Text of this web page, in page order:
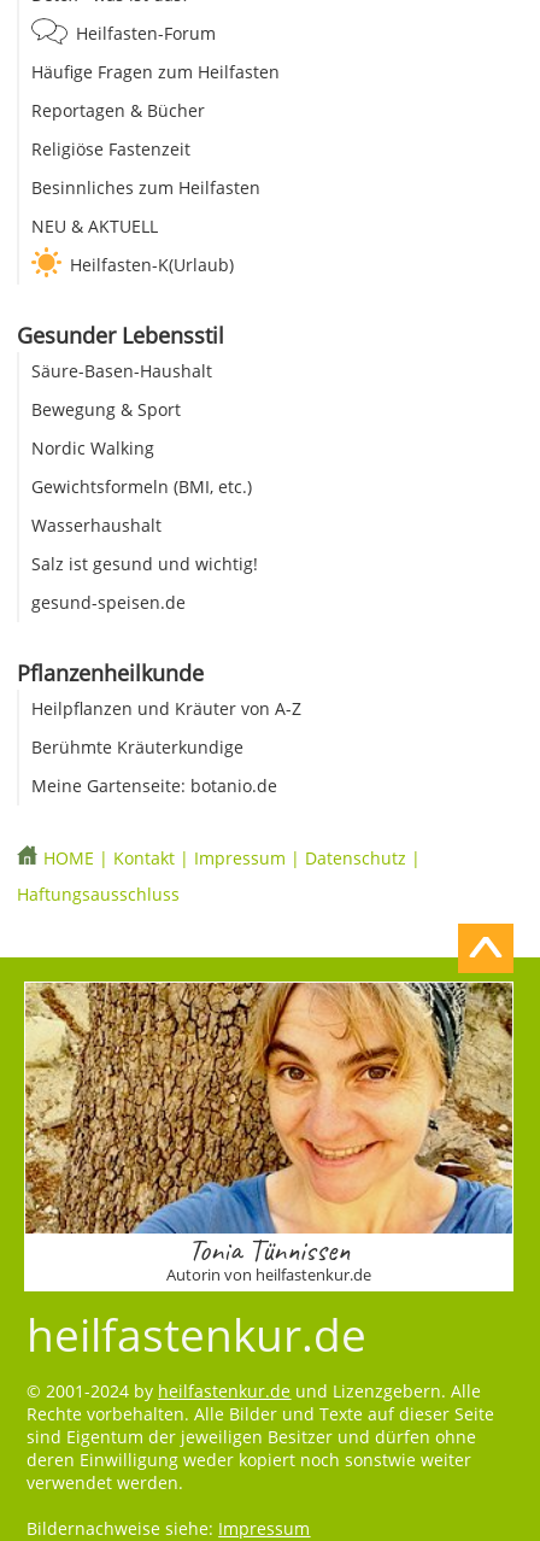
Heilfasten-Forum
Häufige Fragen zum Heilfasten
Reportagen & Bücher
Religiöse Fastenzeit
Besinnliches zum Heilfasten
NEU & AKTUELL
Heilfasten-K(Urlaub)
Gesunder Lebensstil
Säure-Basen-Haushalt
Bewegung & Sport
Nordic Walking
Gewichtsformeln (BMI, etc.)
Wasserhaushalt
Salz ist gesund und wichtig!
gesund-speisen.de
Pflanzenheilkunde
Heilpflanzen und Kräuter von A-Z
Berühmte Kräuterkundige
Meine Gartenseite: botanio.de
HOME | Kontakt | Impressum | Datenschutz |
Haftungsausschluss
Tonia Tünnissen
Autorin von heilfastenkur.de
heilfastenkur.de
© 2001-2024 by heilfastenkur.de und Lizenzgebern. Alle
Rechte vorbehalten. Alle Bilder und Texte auf dieser Seite
sind Eigentum der jeweiligen Besitzer und dürfen ohne
deren Einwilligung weder kopiert noch sonstwie weiter
verwendet werden.
Bildernachweise siehe: Impressum